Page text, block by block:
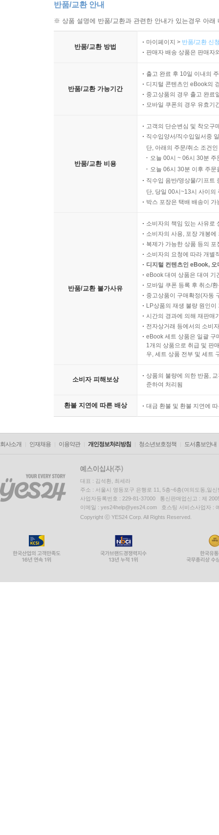
반품/교환 안내
※ 상품 설명에 반품/교환과 관련한 안내가 있는경우 아
반품/교환 방법
마이페이지 > 반품/교환 신
판매자 배송 상품은 판매자
반품/교환 가능기간
출고 완료 후 10일 이내의
디지털 콘텐츠인 eBook의
중고상품의 경우 출고 완료
모바일 쿠폰의 경우 유효기
반품/교환 비용
고객의 단순변심 및 착오구
직수입양서/직수입일서중
단, 아래의 주문/취소 조건
오늘 00시 ~ 06시 30분
오늘 06시 30분 이후 주
직수입 음반/영상물/기프트
단, 당일 00시~13시 사이의
박스 포장은 택배 배송이
반품/교환 불가사유
소비자의 책임 있는 사유로
소비자의 사용, 포장 개봉
복제가 가능한 상품 등의
소비자의 요청에 따라 개별
디지털 컨텐츠인 eBook,
eBook 대여 상품은 대여 기
모바일 쿠폰 등록 후 취소/
중고상품이 구매확정(자동
LP상품의 재생 불량 원인
시간의 경과에 의해 재판매
전자상거래 등에서의 소비
eBook 세트 상품은 일괄 구
1개의 상품으로 취급 및 판
우, 세트 상품 전부 및 세트
소비자 피해보상
상품의 불량에 의한 반품,
준하여 처리됨
환불 지연에 따른 배상 대금 환불 및 환불 지연에
회사소개 인재채용 이용약관 개인정보처리방침 청소년보호정책 도서홍보안내
대표 : 김석환, 최세라
주소 : 서울시 영등포구 은행로 11, 5층~6층(여의도동,일신
사업자등록번호 : 229-81-37000 통신판매업신고 : 제
이메일 : yes24help@yes24.com 호스팅 서비스사업자 :
Copyright ⓒ YES24 Corp. All Rights Reserved.